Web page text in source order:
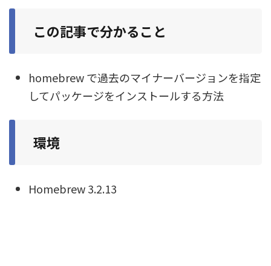
この記事で分かること
homebrew で過去のマイナーバージョンを指定
してパッケージをインストールする方法
環境
Homebrew 3.2.13